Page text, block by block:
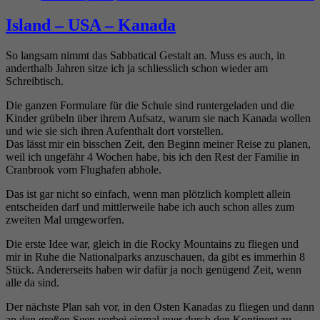
Island – USA – Kanada
So langsam nimmt das Sabbatical Gestalt an. Muss es auch, in
anderthalb Jahren sitze ich ja schliesslich schon wieder am
Schreibtisch.
Die ganzen Formulare für die Schule sind runtergeladen und die
Kinder grübeln über ihrem Aufsatz, warum sie nach Kanada wollen
und wie sie sich ihren Aufenthalt dort vorstellen.
Das lässt mir ein bisschen Zeit, den Beginn meiner Reise zu planen,
weil ich ungefähr 4 Wochen habe, bis ich den Rest der Familie in
Cranbrook vom Flughafen abhole.
Das ist gar nicht so einfach, wenn man plötzlich komplett allein
entscheiden darf und mittlerweile habe ich auch schon alles zum
zweiten Mal umgeworfen.
Die erste Idee war, gleich in die Rocky Mountains zu fliegen und
mir in Ruhe die Nationalparks anzuschauen, da gibt es immerhin 8
Stück. Andererseits haben wir dafür ja noch genügend Zeit, wenn
alle da sind.
Der nächste Plan sah vor, in den Osten Kanadas zu fliegen und dann